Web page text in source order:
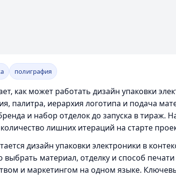
полиграфия
как может работать дизайн упаковки
палитра, иерархия логотипа и подача
и набор отделок до запуска в тираж.
лишних итераций на старте
дизайн упаковки электроники в
материал, отделку и способ
и маркетингом на одном языке.